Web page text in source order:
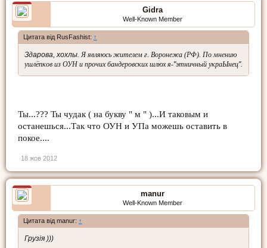
Gidra
Well-Known Member
Цитата від RusFashist: ↑
Здарова, хохлы. Я являюсь жителем г. Воронежа (РФ). По мнению
ушлёпков из ОУН и прочих бандеровских шлюх я-"этничный украЫнец".
Ты...??? Ты чудак ( на букву " м " )...И таковым и
останешься...Так что ОУН и УПа можешь оставить в
покое....
18 жов 2012
manur
Well-Known Member
Цитата від manur: ↑
Грузія )))